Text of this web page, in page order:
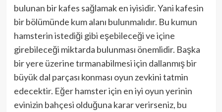
bulunan bir kafes sağlamak en iyisidir. Yani kafesin
bir bölümünde kum alanı bulunmalıdır. Bu kumun
hamsterin istediği gibi eşebileceği ve içine
girebileceği miktarda bulunması önemlidir. Başka
bir yere üzerine tırmanabilmesi için dallanmış bir
büyük dal parçası konması oyun zevkini tatmin
edecektir. Eğer hamster için en iyi oyun yerinin
evinizin bahçesi olduğuna karar verirseniz, bu